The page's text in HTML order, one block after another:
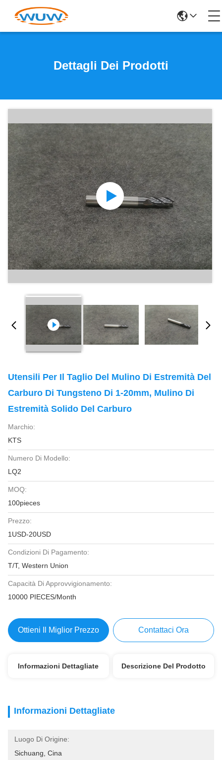
Dettagli Dei Prodotti
Utensili Per Il Taglio Del Mulino Di Estremità Del
Carburo Di Tungsteno Di 1-20mm, Mulino Di
Estremità Solido Del Carburo
Marchio:
KTS
Numero Di Modello:
LQ2
MOQ:
100pieces
Prezzo:
1USD-20USD
Condizioni Di Pagamento:
T/T, Western Union
Capacità Di Approvvigionamento:
10000 PIECES/Month
Ottieni Il Miglior Prezzo Contattaci Ora
Informazioni Dettagliate Descrizione Del Prodotto
Informazioni Dettagliate
Luogo Di Origine:
Sichuang, Cina